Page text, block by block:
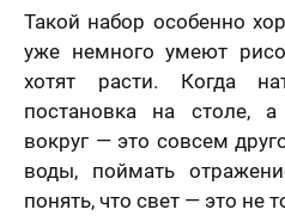
Такой набор особенно
уже немного умеют
хотят расти. Когда
постановка на столе,
вокруг — это совсем
воды, поймать
понять, что свет — это не
скоро
Вам
контакты,
на